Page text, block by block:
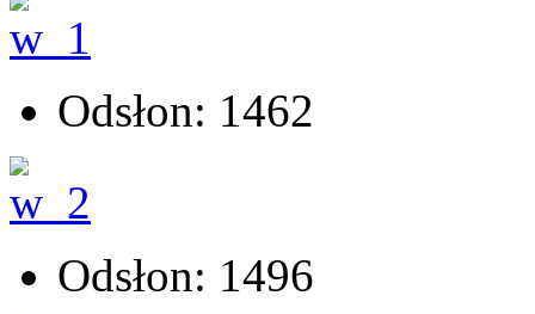
Odsłon: 1462
Odsłon: 1496